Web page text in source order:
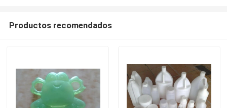
Hogar
Productos recomendados